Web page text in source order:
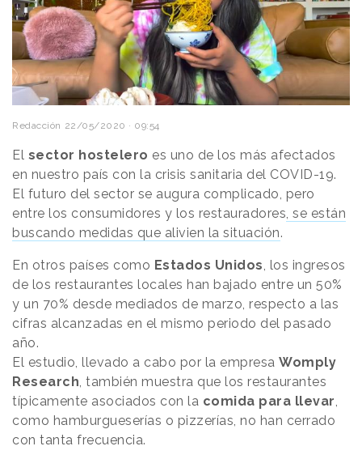
Redacción 22/05/2020 · 09:54
El sector hostelero es uno de los más afectados
en nuestro país con la crisis sanitaria del COVID-19.
El futuro del sector se augura complicado, pero
entre los consumidores y los restauradores, se están
buscando medidas que alivien la situación.
En otros países como Estados Unidos, los ingresos
de los restaurantes locales han bajado entre un 50%
y un 70% desde mediados de marzo, respecto a las
cifras alcanzadas en el mismo periodo del pasado
año.
El estudio, llevado a cabo por la empresa Womply
Research, también muestra que los restaurantes
típicamente asociados con la comida para llevar,
como hamburgueserías o pizzerías, no han cerrado
con tanta frecuencia.